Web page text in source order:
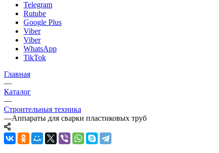
Telegram
Rutube
Google Plus
Viber
Viber
WhatsApp
TikTok
Главная
—
Каталог
—
Строительныя техника
—Аппараты для сварки пластиковых труб